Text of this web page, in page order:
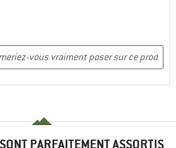
PARFAITEMENT ASSORTIS